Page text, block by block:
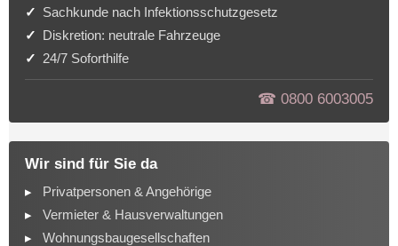
Sachkunde nach Infektionsschutzgesetz
Diskretion: neutrale Fahrzeuge
24/7 Soforthilfe
☎︎ 0800 6003005
Wir sind für Sie da
Privatpersonen & Angehörige
Vermieter & Hausverwaltungen
Wohnungsbaugesellschaften